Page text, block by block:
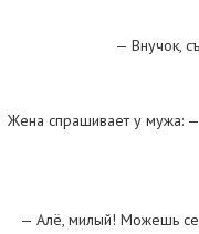
— Внучок,
Жена спрашивает у мужа:
— Алё, милый! Можешь